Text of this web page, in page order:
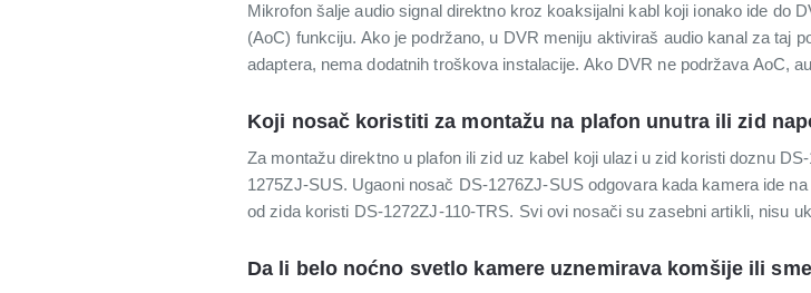
Mikrofon šalje audio signal direktno kroz koaksijalni kabl koji ionako ide do
(AoC) funkciju. Ako je podržano, u DVR meniju aktiviraš audio kanal za taj
adaptera, nema dodatnih troškova instalacije. Ako DVR ne podržava AoC,
Koji nosač koristiti za montažu na plafon unutra ili zid
Za montažu direktno u plafon ili zid uz kabel koji ulazi u zid koristi doznu
1275ZJ-SUS. Ugaoni nosač DS-1276ZJ-SUS odgovara kada kamera ide
od zida koristi DS-1272ZJ-110-TRS. Svi ovi nosači su zasebni artikli, nisu
Da li belo noćno svetlo kamere uznemirava komšije ili